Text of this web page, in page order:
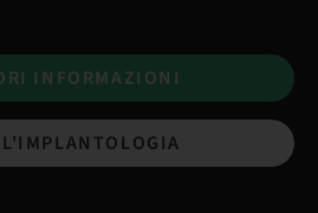
INFORMAZIONI
L'IMPLANTOLOGIA